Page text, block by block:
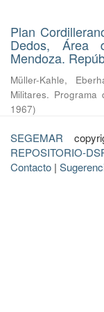
Plan
Dedos, Área
Mendoza.
Müller-Kahle,
Militares.
1967)
SEGEMAR
REPOSITORIO-
Contacto |